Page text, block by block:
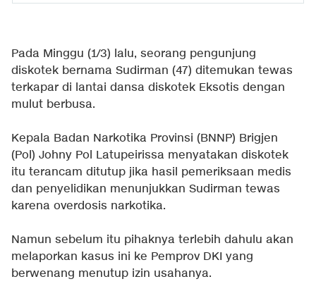
Pada Minggu (1/3) lalu, seorang pengunjung
diskotek bernama Sudirman (47) ditemukan tewas
terkapar di lantai dansa diskotek Eksotis dengan
mulut berbusa.
Kepala Badan Narkotika Provinsi (BNNP) Brigjen
(Pol) Johny Pol Latupeirissa menyatakan diskotek
itu terancam ditutup jika hasil pemeriksaan medis
dan penyelidikan menunjukkan Sudirman tewas
karena overdosis narkotika.
Namun sebelum itu pihaknya terlebih dahulu akan
melaporkan kasus ini ke Pemprov DKI yang
berwenang menutup izin usahanya.